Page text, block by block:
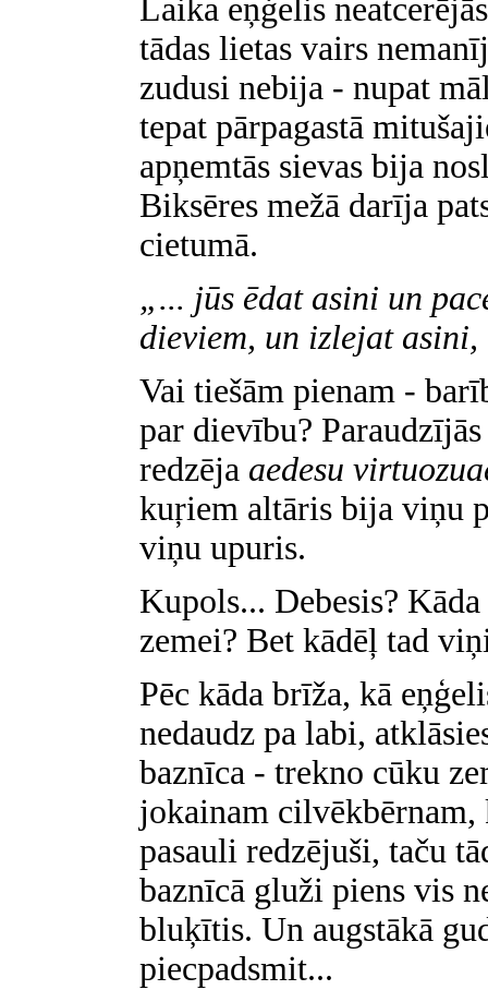
Laika eņģelis
tādas lietas vairs
zudusi nebija - nupat
tepat pārpagastā
apņemtās sievas bija
Biksēres mežā darīja
cietumā.
„... jūs ēdat asini un
dieviem, un izlejat
Vai tiešām pienam -
par dievību?
redzēja aedesu
kuŗiem altāris bija viņu
viņu upuris.
Kupols... Debesis?
zemei? Bet kādēļ tad
Pēc kāda brīža, kā
nedaudz pa labi,
baznīca - trekno cūku
jokainam
pasauli redzējuši, taču
baznīcā gluži piens vis
bluķītis. Un augstākā
piecpadsmit...